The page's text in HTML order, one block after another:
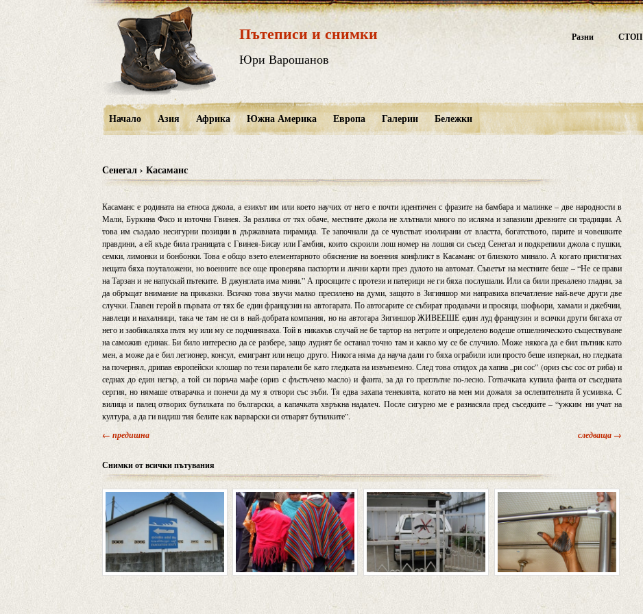
Пътеписи и снимки
Юри Варошанов
Разни СТОП
Начало Азия Африка Южна Америка Европа Галерии Бележки
Сенегал › Касаманс
Касаманс е родината на етноса джола, а езикът им или което научих от него е почти идентичен с фразите на бамбара и малинке – две народности в
Мали, Буркина Фасо и източна Гвинея. За разлика от тях обаче, местните джола не хлътнали много по исляма и запазили древните си традиции. А
това им създало несигурни позиции в държавната пирамида. Те започнали да се чувстват изолирани от властта, богатството, парите и човешките
правдини, а ей къде била границата с Гвинея-Бисау или Гамбия, които скроили лош номер на лошия си съсед Сенегал и подкрепили джола с пушки,
семки, лимонки и бонбонки. Това е общо взето елементарното обяснение на военния конфликт в Касаманс от близкото минало. А когато пристигнах
нещата бяха поуталожени, но военните все още проверява паспорти и лични карти през дулото на автомат. Съветът на местните беше – “Не се прави
на Тарзан и не напускай пътеките. В джунглата има мини.” А просяците с протези и патерици не ги бяха послушали. Или са били прекалено гладни, за
да обръщат внимание на приказки. Всичко това звучи малко пресилено на думи, защото в Зигиншор ми направиха впечатление най-вече други две
случки. Главен герой в първата от тях бе един французин на автогарата. По автогарите се събират продавачи и просяци, шофьори, хамали и джебчии,
навлеци и нахалници, така че там не си в най-добрата компания, но на автогара Зигиншор ЖИВЕЕШЕ един луд французин и всички други бягаха от
него и заобикаляха пътя му или му се подчиняваха. Той в никакъв случай не бе тартор на негрите и определено водеше отшелническото съществуване
на саможив единак. Би било интересно да се разбере, защо лудият бе останал точно там и какво му се бе случило. Може някога да е бил пътник като
мен, а може да е бил легионер, консул, емигрант или нещо друго. Никога няма да науча дали го бяха ограбили или просто беше изперкал, но гледката
на почернял, дрипав европейски клошар по тези паралели бе като гледката на извънземно. След това отидох да хапна „ри сос” (ориз със сос от риба) и
седнах до един негър, а той си поръча мафе (ориз с фъстъчено масло) и фанта, за да го преглътне по-лесно. Готвачката купила фанта от съседната
сергия, но нямаше отварачка и понечи да му я отвори със зъби. Тя едва захапа тенекията, когато на мен ми дожаля за ослепителната й усмивка. С
вилица и палец отворих бутилката по български, а капачката хвръкна надалеч. После сигурно ме е разнасяла пред съседките – “ужким ни учат на
култура, а да ги видиш тия белите как варварски си отварят бутилките”.
← предишна следваща →
Снимки от всички пътувания